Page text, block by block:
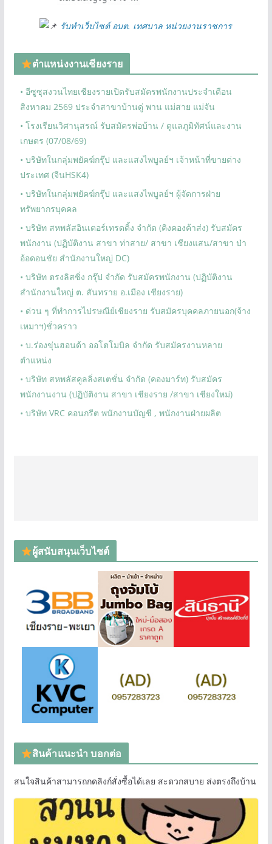
รับทำเว็บไซต์ อบต. เทศบาล หน่วยงานราชการ
ตำแหน่งงานเชียงราย
• อีซูซุสงวนไทยเชียงรายเปิดรับสมัครพนักงานประจำเดือน
สิงหาคม 2569 ประจำสาขาบ้านดู่ พาน แม่สาย แม่จัน
• โรงเรียนวิศานุสรณ์ รับสมัครพ่อบ้าน / ดูแลภูมิทัศน์และงาน
เกษตร (07/08/69)
• บริษัทในกลุ่มพยัคฆ์กรุ๊ป และแสงไพบูลย์ฯ เจ้าหน้าที่ขายต่าง
ประเทศ (จีนHSK4)
• บริษัทในกลุ่มพยัคฆ์กรุ๊ป และแสงไพบูลย์ฯ ผู้จัดการฝ่าย
ทรัพยากรบุคคล
• บริษัท สหพลัสอินเตอร์เทรดดิ้ง จำกัด (คิงคองค้าส่ง) รับสมัคร
พนักงาน (ปฏิบัติงาน สาขา ท่าสาย/ สาขา เชียงแสน/สาขา ป่า
อ้อดอนชัย สำนักงานใหญ่ DC)
• บริษัท ตรงลิสซิ่ง กรุ๊ป จำกัด รับสมัครพนักงาน (ปฏิบัติงาน
สำนักงานใหญ่ ต. สันทราย อ.เมือง เชียงราย)
• ด่วน ๆ ที่ทำการไปรษณีย์เชียงราย รับสมัครบุคคลภายนอก(จ้าง
เหมาฯ)ชั่วคราว
• บ.ร่องขุ่นฮอนด้า ออโตโมบิล จำกัด รับสมัครงานหลาย
ตำแหน่ง
• บริษัท สหพลัสคูลลิ่งสเตชั่น จำกัด (คองมาร์ท) รับสมัคร
พนักงานงาน (ปฏิบัติงาน สาขา เชียงราย /สาขา เชียงใหม่)
• บริษัท VRC คอนกรีต พนักงานบัญชี , พนักงานฝ่ายผลิต
ผู้สนับสนุนเว็บไซต์
สินค้าแนะนำ บอกต่อ
สนใจสินค้าสามารถกดลิงก์สั่งซื้อได้เลย สะดวกสบาย ส่งตรงถึงบ้าน